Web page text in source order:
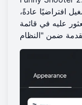
افتراضيًا عادةً،
عليه في قائمة